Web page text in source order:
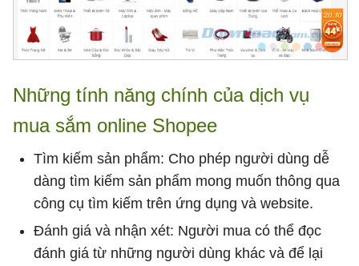
Những tính năng chính của dịch vụ
mua sắm online Shopee
Tìm kiếm sản phẩm: Cho phép người dùng dễ
dàng tìm kiếm sản phẩm mong muốn thông qua
công cụ tìm kiếm trên ứng dụng và website.
Đánh giá và nhận xét: Người mua có thể đọc
đánh giá từ những người dùng khác và để lại